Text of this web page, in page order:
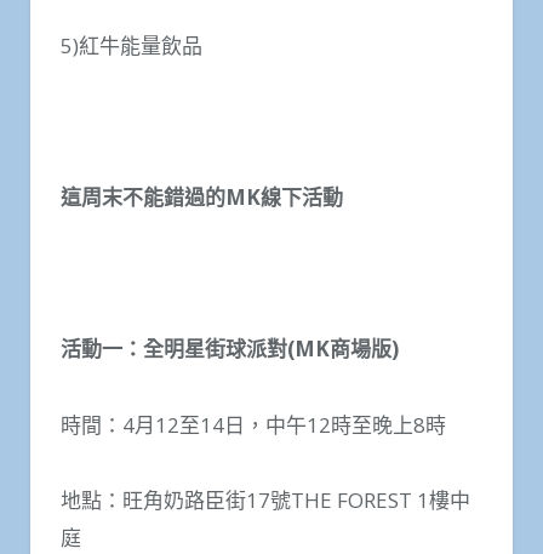
5)紅牛能量飲品
這周末不能錯過的MK線下活動
活動一：全明星街球派對(MK商場版)
時間：4月12至14日，中午12時至晚上8時
地點：旺角奶路臣街17號THE FOREST 1樓中
庭